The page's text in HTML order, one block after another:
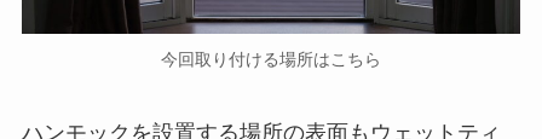
今回取り付ける場所はこちら
ハンモックを設置する場所の表面もウェットティ